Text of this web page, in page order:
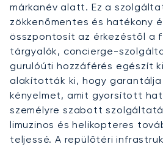
márkanév alatt. Ez a
zökkenőmentes és hatékony
összpontosít az érkezéstől a
tárgyalók, concierge-
gurulóúti hozzáférés egészít
alakították ki, hogy
kényelmet, amit gyorsított
személyre szabott
limuzinos és helikopteres
teljessé. A repülőtéri